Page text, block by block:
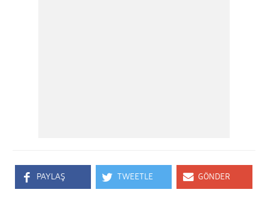
PAYLAŞ TWEETLE GÖNDER